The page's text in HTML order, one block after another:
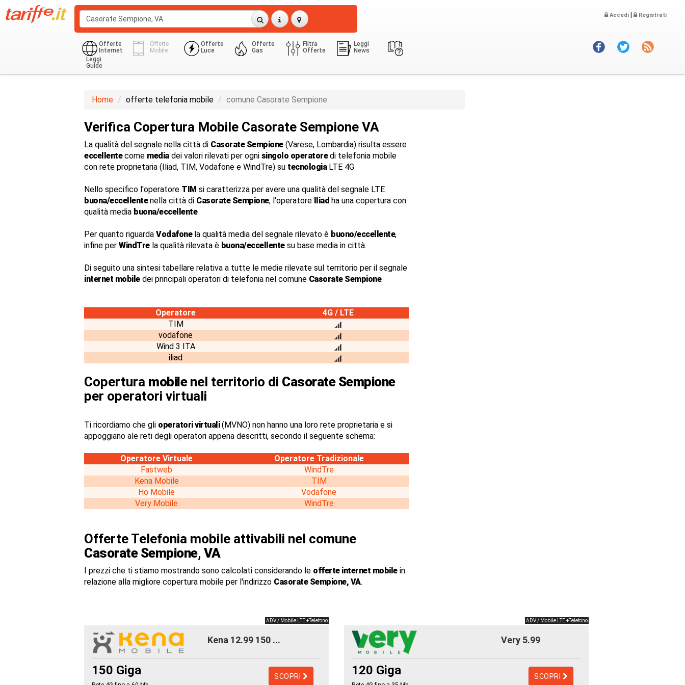
Accedi | Registrati
Offerte
Internet
Offerte
Mobile
Offerte
Luce
Offerte
Gas
Filtra
Offerte
Leggi
News
Leggi
Guide
Home offerte telefonia mobile comune Casorate Sempione
Verifica Copertura Mobile Casorate Sempione VA
La qualità del segnale nella città di Casorate Sempione(Varese, Lombardia) risulta essere
eccellentecome mediadei valori rilevati per ogni singolo operatoredi telefonia mobile
con rete proprietaria (Iliad, TIM, Vodafone e WindTre) su tecnologiaLTE 4G
Nello specifico l'operatore TIM si caratterizza per avere una qualità del segnale LTE
buona/eccellentenella città di Casorate Sempione, l'operatore Iliad ha una copertura con
qualità media buona/eccellente
Per quanto riguarda Vodafonela qualità media del segnale rilevato è buono/eccellente,
infine per WindTrela qualità rilevata è buona/eccellentesu base media in città.
Di seguito una sintesi tabellare relativa a tutte le medie rilevate sul territorio per il segnale
internet mobiledei principali operatori di telefonia nel comune Casorate Sempione.
Operatore
4G / LTE
TIM
vodafone
Wind 3 ITA
iliad
Copertura mobilenel territorio di Casorate Sempione
per operatori virtuali
Ti ricordiamo che gli operatori virtuali(MVNO) non hanno una loro rete proprietaria e si
appoggiano ale reti degli operatori appena descritti, secondo il seguente schema:
Operatore Virtuale
Operatore Tradizionale
Fastweb
WindTre
Kena Mobile
TIM
Ho Mobile
Vodafone
Very Mobile
WindTre
Offerte Telefonia mobile attivabili nel comune
Casorate Sempione, VA
I prezzi che ti stiamo mostrando sono calcolati considerando le offerte internet mobilein
relazione alla migliore copertura mobile per l'indirizzo Casorate Sempione, VA.
ADV / Mobile LTE +Telefono
Kena 12.99 150 ...
150 Giga SCOPRI
ADV / Mobile LTE +Telefono
Very 5.99
120 Giga SCOPRI